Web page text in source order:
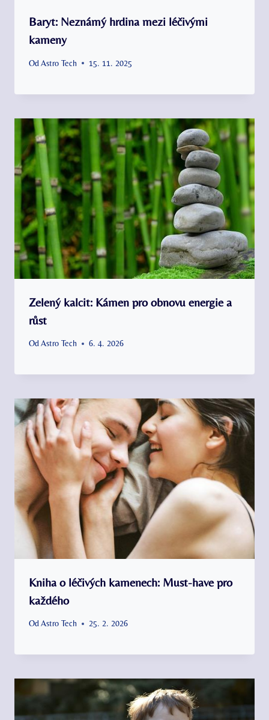
Baryt: Neznámý hrdina mezi léčivými
kameny
Od Astro Tech 15. 11. 2025
Zelený kalcit: Kámen pro obnovu energie a
růst
Od Astro Tech 6. 4. 2026
Kniha o léčivých kamenech: Must-have pro
každého
OdAstro Tech 25. 2. 2026